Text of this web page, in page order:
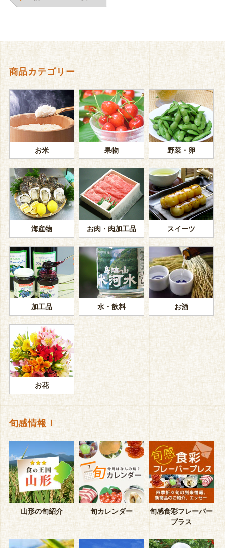
商品カテゴリー
お米 果物 野菜・卵
海産物 お肉・肉加工品 スイーツ
加工品 水・飲料 お酒
お花
旬感情報！
山形の旬紹介 旬カレンダー
旬感食彩フレーバー
プラス